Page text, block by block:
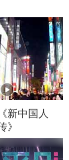
《新中国人
》